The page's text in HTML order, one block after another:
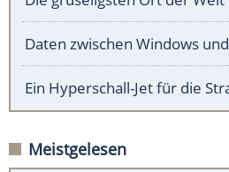
Daten zwischen Windows
Ein Hyperschall-Jet für die
Meistgelesen